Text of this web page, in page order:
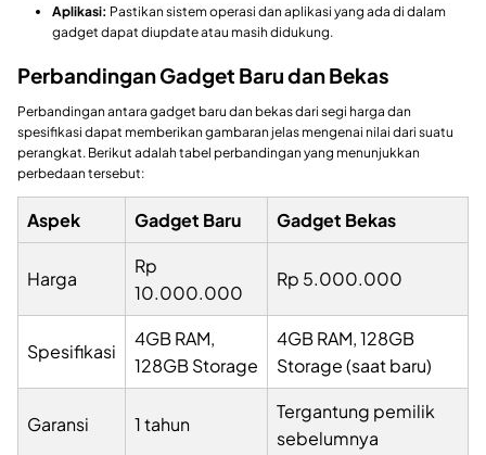
Aplikasi: Pastikan sistem operasi dan aplikasi yang ada di dalam
gadget dapat diupdate atau masih didukung.
Perbandingan Gadget Baru dan Bekas
Perbandingan antara gadget baru dan bekas dari segi harga dan
spesifikasi dapat memberikan gambaran jelas mengenai nilai dari suatu
perangkat. Berikut adalah tabel perbandingan yang menunjukkan
perbedaan tersebut:
Aspek Gadget Baru Gadget Bekas
Harga
Rp
10.000.000
Rp 5.000.000
Spesifikasi
4GB RAM,
128GB Storage
4GB RAM, 128GB
Storage (saat baru)
Garansi 1 tahun
Tergantung pemilik
sebelumnya